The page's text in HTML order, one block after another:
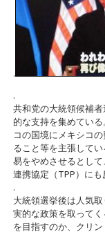
.
.
共和党の大統領候補
的な支持を集めてい
コの国境にメキシコ
ること等を主張して
易をやめさせるとし
連携協定（TPP）にも
.
大統領選挙後は人気
実的な政策を取って
を目指すのか、クリ